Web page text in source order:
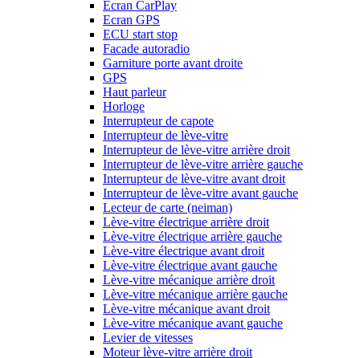
Ecran CarPlay
Ecran GPS
ECU start stop
Facade autoradio
Garniture porte avant droite
GPS
Haut parleur
Horloge
Interrupteur de capote
Interrupteur de lève-vitre
Interrupteur de lève-vitre arrière droit
Interrupteur de lève-vitre arrière gauche
Interrupteur de lève-vitre avant droit
Interrupteur de lève-vitre avant gauche
Lecteur de carte (neiman)
Lève-vitre électrique arrière droit
Lève-vitre électrique arrière gauche
Lève-vitre électrique avant droit
Lève-vitre électrique avant gauche
Lève-vitre mécanique arrière droit
Lève-vitre mécanique arrière gauche
Lève-vitre mécanique avant droit
Lève-vitre mécanique avant gauche
Levier de vitesses
Moteur lève-vitre arrière droit